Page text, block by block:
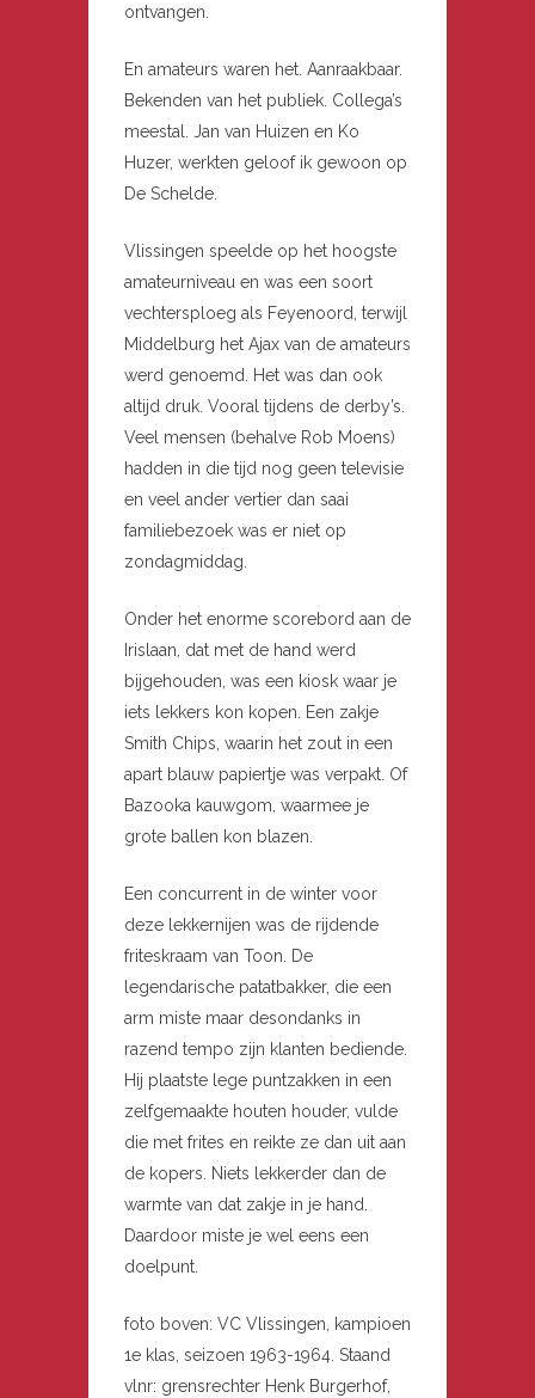
ontvangen.
En amateurs waren het. Aanraakbaar.
Bekenden van het publiek. Collega’s
meestal. Jan van Huizen en Ko
Huzer, werkten geloof ik gewoon op
De Schelde.
Vlissingen speelde op het hoogste
amateurniveau en was een soort
vechtersploeg als Feyenoord, terwijl
Middelburg het Ajax van de amateurs
werd genoemd. Het was dan ook
altijd druk. Vooral tijdens de derby’s.
Veel mensen (behalve Rob Moens)
hadden in die tijd nog geen televisie
en veel ander vertier dan saai
familiebezoek was er niet op
zondagmiddag.
Onder het enorme scorebord aan de
Irislaan, dat met de hand werd
bijgehouden, was een kiosk waar je
iets lekkers kon kopen. Een zakje
Smith Chips, waarin het zout in een
apart blauw papiertje was verpakt. Of
Bazooka kauwgom, waarmee je
grote ballen kon blazen.
Een concurrent in de winter voor
deze lekkernijen was de rijdende
friteskraam van Toon. De
legendarische patatbakker, die een
arm miste maar desondanks in
razend tempo zijn klanten bediende.
Hij plaatste lege puntzakken in een
zelfgemaakte houten houder, vulde
die met frites en reikte ze dan uit aan
de kopers. Niets lekkerder dan de
warmte van dat zakje in je hand.
Daardoor miste je wel eens een
doelpunt.
foto boven: VC Vlissingen, kampioen
1e klas, seizoen 1963-1964. Staand
vlnr: grensrechter Henk Burgerhof,